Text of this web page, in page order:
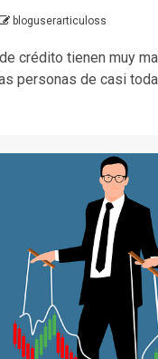
bloguserarticuloss
crédito tienen muy
personas de casi